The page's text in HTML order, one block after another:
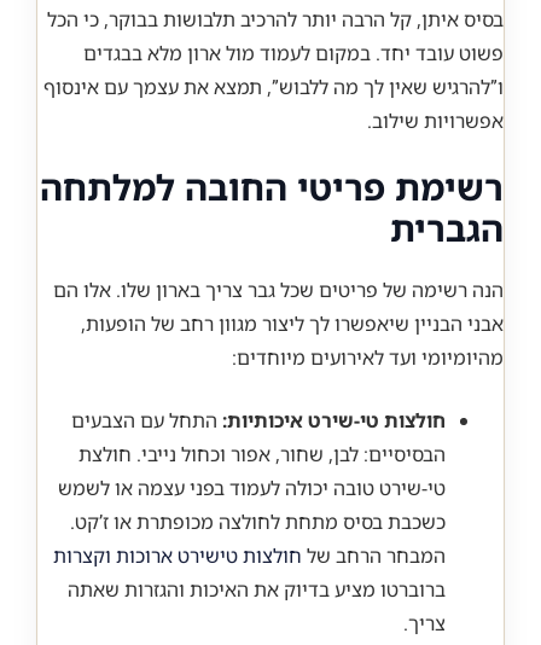
בסיס איתן, קל הרבה יותר להרכיב תלבושות בבוקר, כי הכל
פשוט עובד יחד. במקום לעמוד מול ארון מלא בבגדים
ו”להרגיש שאין לך מה ללבוש”, תמצא את עצמך עם אינסוף
אפשרויות שילוב.
רשימת פריטי החובה למלתחה
הגברית
הנה רשימה של פריטים שכל גבר צריך בארון שלו. אלו הם
אבני הבניין שיאפשרו לך ליצור מגוון רחב של הופעות,
מהיומיומי ועד לאירועים מיוחדים:
חולצות טי-שירט איכותיות: התחל עם הצבעים
הבסיסיים: לבן, שחור, אפור וכחול נייבי. חולצת
טי-שירט טובה יכולה לעמוד בפני עצמה או לשמש
כשכבת בסיס מתחת לחולצה מכופתרת או ז’קט.
המבחר הרחב של חולצות טישירט ארוכות וקצרות
ברוברטו מציע בדיוק את האיכות והגזרות שאתה
צריך.